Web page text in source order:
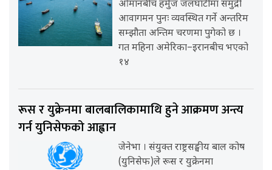
ओमानबीच हर्मुज जलघाँटीमा समुद्री
आवागमन पुनः व्यवस्थित गर्ने अन्तरिम
सम्झौता अन्तिम चरणमा पुगेको छ ।
गत महिना अमेरिका–इरानबीच भएको
१४
रूस र युक्रेनमा बालबालिकामाथि हुने आक्रमण अन्त्य
गर्न युनिसेफको आह्वान
जेनेभा । संयुक्त राष्ट्रसङ्घीय बाल कोष
(युनिसेफ)ले रूस र युक्रेनमा